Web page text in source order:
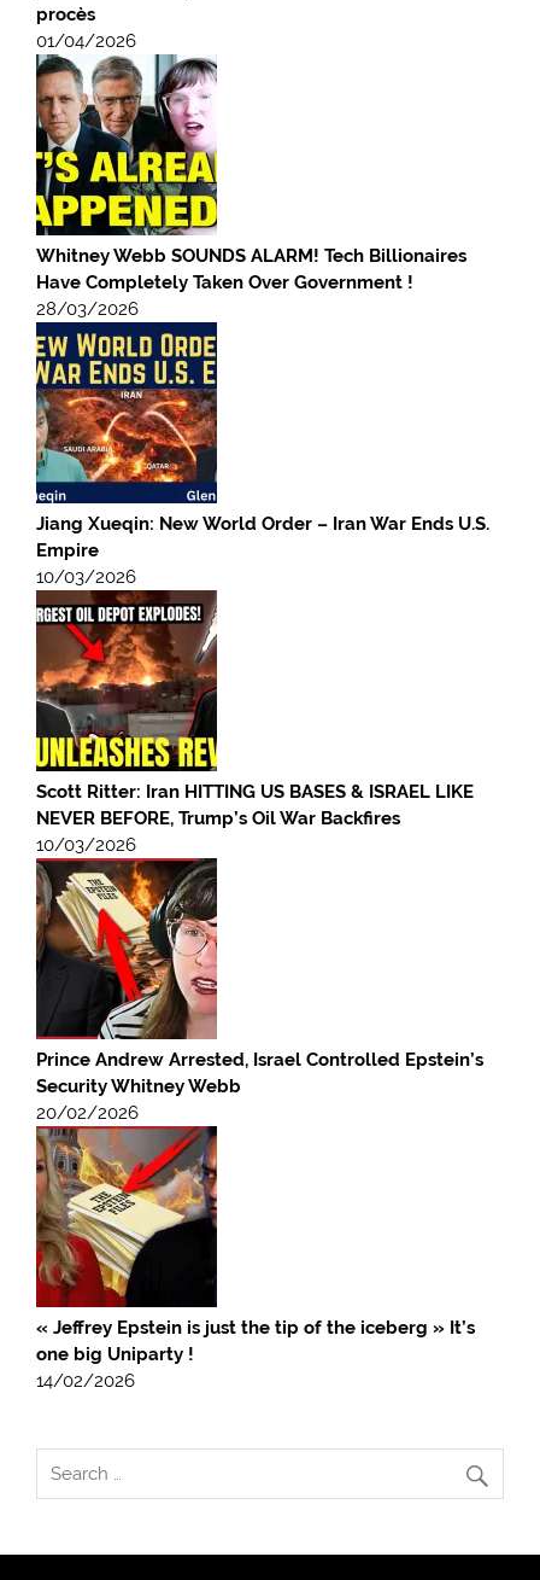
procès
01/04/2026
Whitney Webb SOUNDS ALARM! Tech Billionaires
Have Completely Taken Over Government !
28/03/2026
Jiang Xueqin: New World Order – Iran War Ends U.S.
Empire
10/03/2026
Scott Ritter: Iran HITTING US BASES & ISRAEL LIKE
NEVER BEFORE, Trump’s Oil War Backfires
10/03/2026
Prince Andrew Arrested, Israel Controlled Epstein’s
Security Whitney Webb
20/02/2026
« Jeffrey Epstein is just the tip of the iceberg » It’s
one big Uniparty !
14/02/2026